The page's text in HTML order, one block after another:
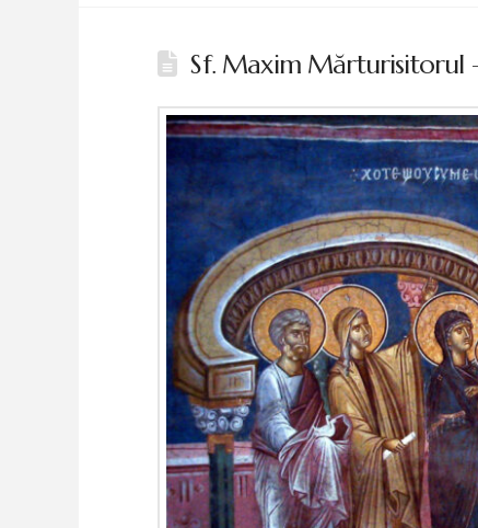
Sf. Maxim Mărturisitorul